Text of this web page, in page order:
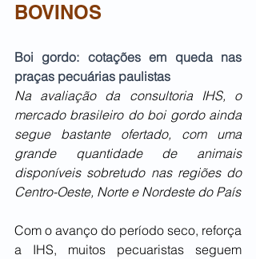
BOVINOS
Boi gordo: cotações em queda nas
praças pecuárias paulistas
Na avaliação da consultoria IHS, o
mercado brasileiro do boi gordo ainda
segue bastante ofertado, com uma
grande quantidade de animais
disponíveis sobretudo nas regiões do
Centro-Oeste, Norte e Nordeste do País
Com o avanço do período seco, reforça
a IHS, muitos pecuaristas seguem